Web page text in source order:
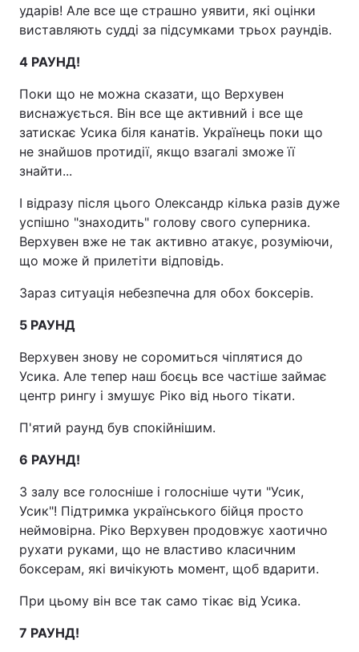
ударів! Але все ще страшно уявити, які оцінки
виставляють судді за підсумками трьох раундів.
4 РАУНД!
Поки що не можна сказати, що Верхувен
виснажується. Він все ще активний і все ще
затискає Усика біля канатів. Українець поки що
не знайшов протидії, якщо взагалі зможе її
знайти...
І відразу після цього Олександр кілька разів дуже
успішно "знаходить" голову свого суперника.
Верхувен вже не так активно атакує, розуміючи,
що може й прилетіти відповідь.
Зараз ситуація небезпечна для обох боксерів.
5 РАУНД
Верхувен знову не соромиться чіплятися до
Усика. Але тепер наш боєць все частіше займає
центр рингу і змушує Ріко від нього тікати.
П'ятий раунд був спокійнішим.
6 РАУНД!
З залу все голосніше і голосніше чути "Усик,
Усик"! Підтримка українського бійця просто
неймовірна. Ріко Верхувен продовжує хаотично
рухати руками, що не властиво класичним
боксерам, які вичікують момент, щоб вдарити.
При цьому він все так само тікає від Усика.
7 РАУНД!